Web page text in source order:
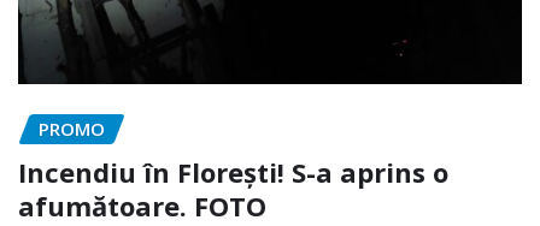
PROMO
Incendiu în Florești! S-a aprins o
afumătoare. FOTO